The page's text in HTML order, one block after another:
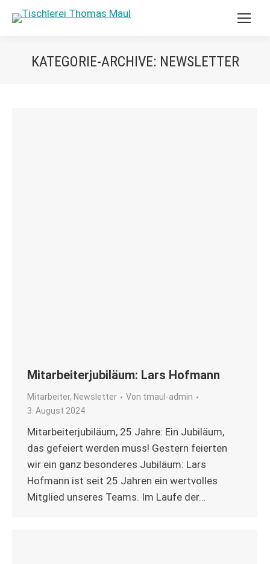
KATEGORIE-ARCHIVE: NEWSLETTER
Mitarbeiterjubiläum: Lars Hofmann
Mitarbeiter, Newsletter Von tmaul-admin
3. August 2024
Mitarbeiterjubiläum, 25 Jahre: Ein Jubiläum,
das gefeiert werden muss! Gestern feierten
wir ein ganz besonderes Jubiläum: Lars
Hofmann ist seit 25 Jahren ein wertvolles
Mitglied unseres Teams. Im Laufe der…